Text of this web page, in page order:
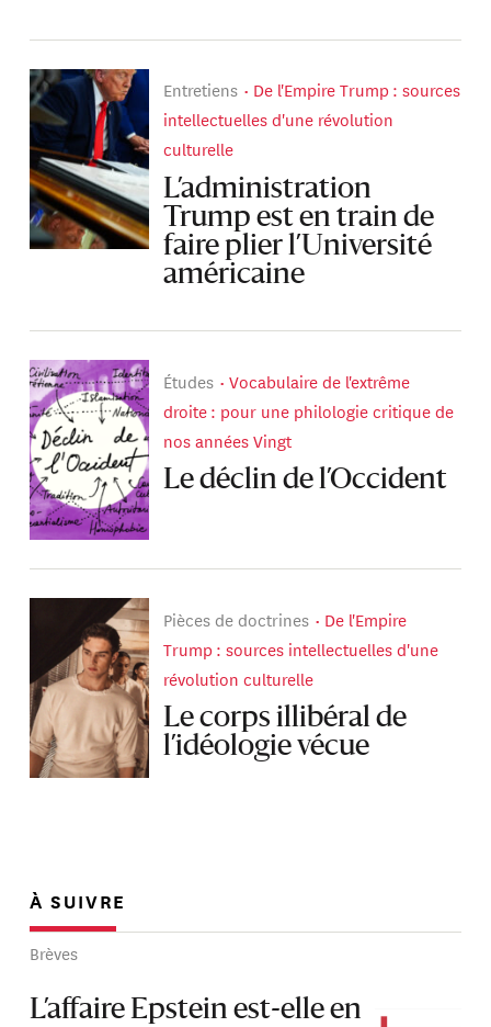
Entretiens
De l'Empire Trump : sources
intellectuelles d'une révolution
culturelle
L’administration
Trump est en train de
faire plier l’Université
américaine
Études
Vocabulaire de l'extrême
droite : pour une philologie critique de
nos années Vingt
Le déclin de l’Occident
Pièces de doctrines
De l'Empire
Trump : sources intellectuelles d'une
révolution culturelle
Le corps illibéral de
l’idéologie vécue
À SUIVRE
Brèves
L’affaire Epstein est-elle en